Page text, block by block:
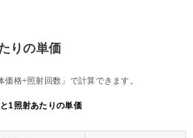
りの単価
格÷照射回数」で計算できます。
1照射あたりの単価